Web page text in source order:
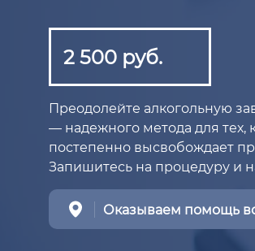
2 500 руб.
Преодолейте алкогольную
— надежного метода для тех,
постепенно высвобождает
Запишитесь на процедуру и
Оказываем помощь